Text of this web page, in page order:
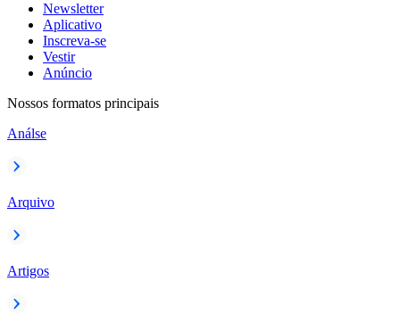
Newsletter
Aplicativo
Inscreva-se
Vestir
Anúncio
Nossos formatos principais
Análse
Arquivo
Artigos